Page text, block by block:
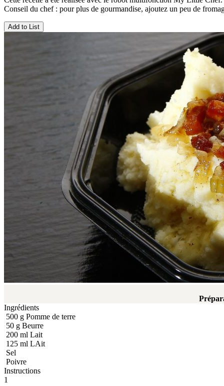
Conseil du chef : pour plus de gourmandise, ajoutez un peu de
Add to List
Ingrédients
500 g Pomme de terre
50 g Beurre
200 ml Lait
125 ml LAit
Sel
Poivre
Instructions
1